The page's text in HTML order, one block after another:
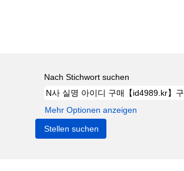
Nach Stichwort suchen
Mehr Optionen anzeigen